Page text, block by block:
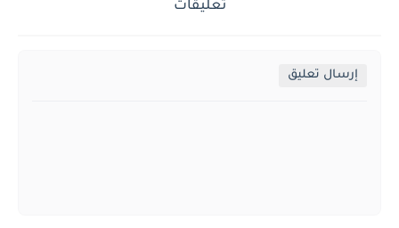
تعليقات
إرسال تعليق